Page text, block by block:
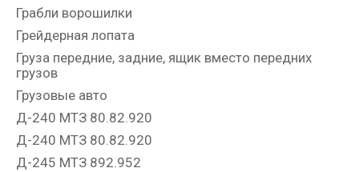
Грабли ворошилки
Грейдерная лопата
Груза передние, задние, ящик вместо передних
грузов
Грузовые авто
Д-240 МТЗ 80.82.920
Д-240 МТЗ 80.82.920
Д-245 МТЗ 892.952